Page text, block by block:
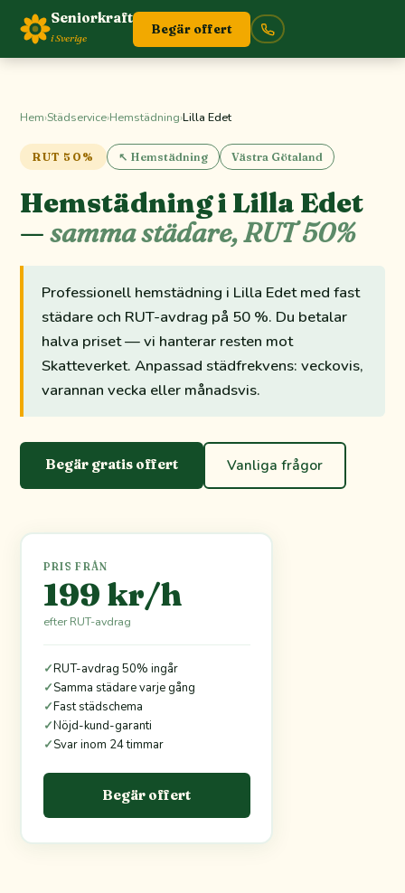
Seniorkraft
i Sverige
Begär offert
Hem›Städservice›Hemstädning›Lilla Edet
RUT 50% ↖ Hemstädning Västra Götaland
Hemstädning i Lilla Edet
—samma städare, RUT 50%
Professionell hemstädning i Lilla Edet med fast
städare och RUT-avdrag på 50 %. Du betalar
halva priset — vi hanterar resten mot
Skatteverket. Anpassad städfrekvens: veckovis,
varannan vecka eller månadsvis.
Begär gratis offert Vanliga frågor
PRIS FRÅN
199 kr/h
efter RUT-avdrag
✓RUT-avdrag 50% ingår
✓Samma städare varje gång
✓Fast städschema
✓Nöjd-kund-garanti
✓Svar inom 24 timmar
Begär offert